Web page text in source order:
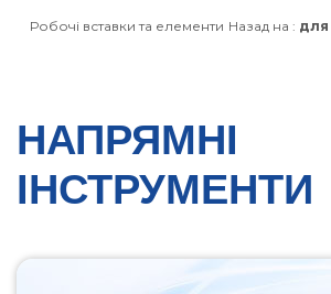
Робочі вставки та елементи Назад на : для
НАПРЯМНІ
ІНСТРУМЕНТИ